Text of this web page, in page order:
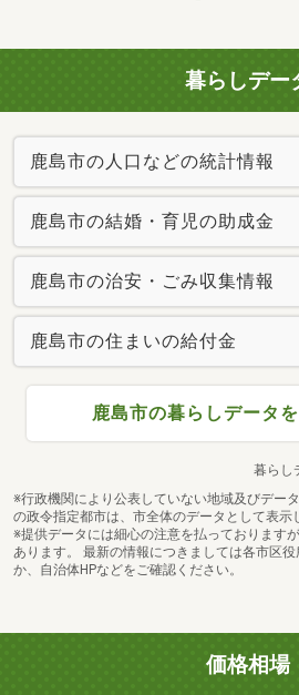
暮らしデー
鹿島市の人口などの統計情報
鹿島市の結婚・育児の助成金
鹿島市の治安・ごみ収集情報
鹿島市の住まいの給付金
鹿島市の暮らしデータ
暮らし
※行政機関により公表していない地域及びデー
の政令指定都市は、市全体のデータとして表示
※提供データには細心の注意を払っております
あります。 最新の情報につきましては各市区
か、自治体HPなどをご確認ください。
価格相場